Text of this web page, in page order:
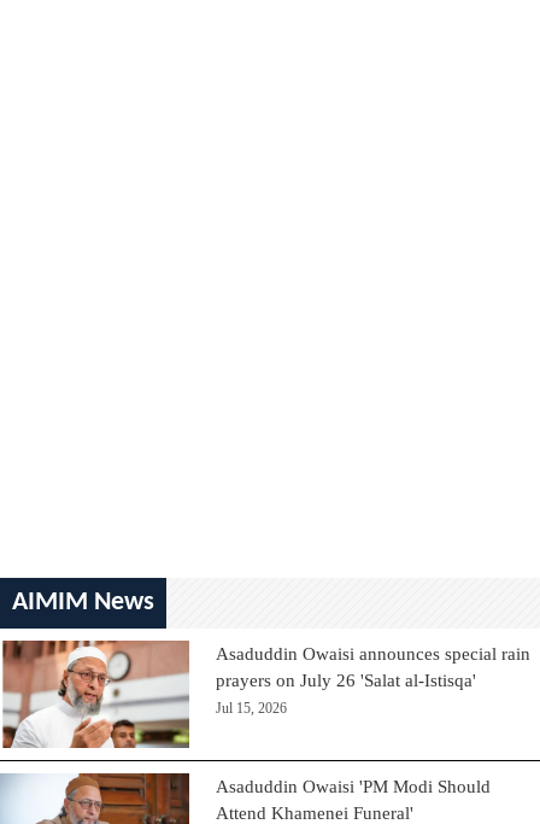
AIMIM News
Asaduddin Owaisi announces special rain
prayers on July 26 'Salat al-Istisqa'
Jul 15, 2026
Asaduddin Owaisi 'PM Modi Should
Attend Khamenei Funeral'